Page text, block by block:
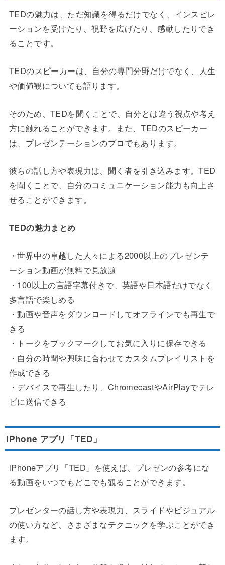
TEDの魅力は、ただ知識を得るだけでなく、インスピレ
ーションを受けたり、視野を広げたり、感動したりでき
ることです。
TEDのスピーカーは、自分の専門分野だけでなく、人生
や価値観についても語ります。
そのため、TEDを聞くことで、自分とは違う視点や考え
方に触れることができます。また、TEDのスピーカー
は、プレゼンテーションのプロでもあります。
彼らの話し方や表現力は、聞く者を引き込みます。TED
を聞くことで、自分のコミュニケーション能力も向上さ
せることができます。
TEDの魅力まとめ
・世界中の卓越した人々による2000以上のプレゼンテ
ーション動画が無料で見放題
・100以上の言語字幕付きで、英語や日本語だけでなく
多言語で楽しめる
・動画や音声をダウンロードしてオフラインでも再生で
きる
・トークをブックマークしてお気に入りに保存できる
・自分の時間や興味に合わせてカスタムプレイリストを
作成できる
・デバイスで再生したり、ChromecastやAirPlayでテレ
ビに送信できる
iPhone アプリ「TED」
iPhoneアプリ「TED」を使えば、プレゼンの参考にな
る動画をいつでもどこでも観ることができます。
プレゼンターの話し方や表現力、スライドやビジュアル
の使い方など、さまざまなテクニックを学ぶことができ
ます。